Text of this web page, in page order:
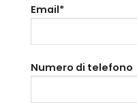
Email*
Numero di telefono